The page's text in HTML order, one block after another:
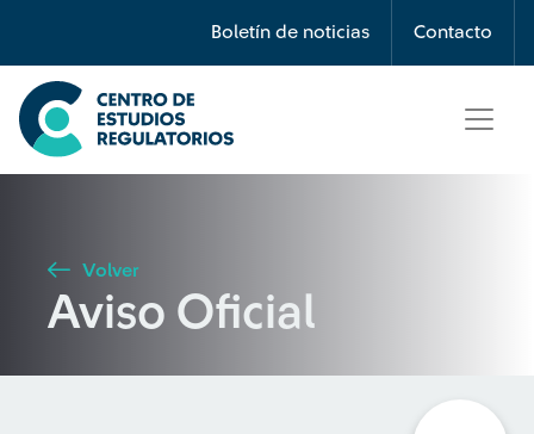
Boletín de noticias Contacto
Búsqueda
Seleccione país
Buscar
Volver
Aviso Oficial